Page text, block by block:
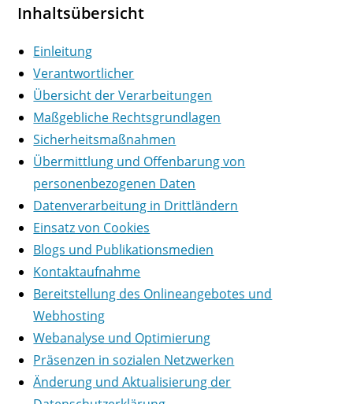
Inhaltsübersicht
Einleitung
Verantwortlicher
Übersicht der Verarbeitungen
Maßgebliche Rechtsgrundlagen
Sicherheitsmaßnahmen
Übermittlung und Offenbarung von
personenbezogenen Daten
Datenverarbeitung in Drittländern
Einsatz von Cookies
Blogs und Publikationsmedien
Kontaktaufnahme
Bereitstellung des Onlineangebotes und
Webhosting
Webanalyse und Optimierung
Präsenzen in sozialen Netzwerken
Änderung und Aktualisierung der